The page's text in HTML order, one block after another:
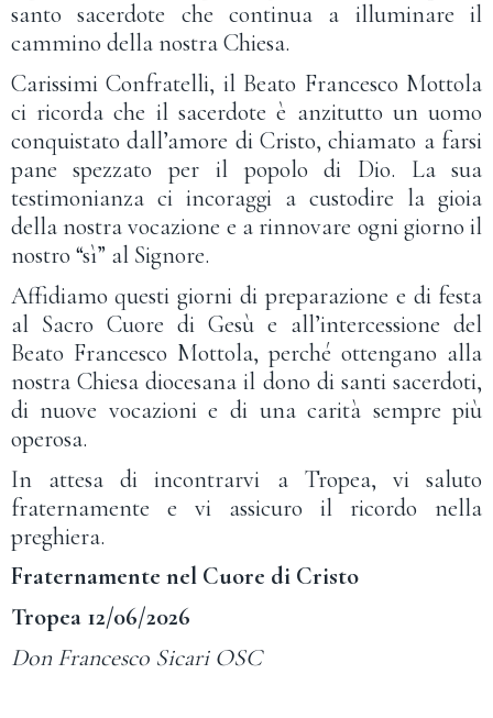
santo sacerdote che continua a illuminare il
cammino della nostra Chiesa.
Carissimi Confratelli, il Beato Francesco Mottola
ci ricorda che il sacerdote è anzitutto un uomo
conquistato dall’amore di Cristo, chiamato a farsi
pane spezzato per il popolo di Dio. La sua
testimonianza ci incoraggi a custodire la gioia
della nostra vocazione e a rinnovare ogni giorno il
nostro “sì” al Signore.
Affidiamo questi giorni di preparazione e di festa
al Sacro Cuore di Gesù e all’intercessione del
Beato Francesco Mottola, perché ottengano alla
nostra Chiesa diocesana il dono di santi sacerdoti,
di nuove vocazioni e di una carità sempre più
operosa.
In attesa di incontrarvi a Tropea, vi saluto
fraternamente e vi assicuro il ricordo nella
preghiera.
Fraternamente nel Cuore di Cristo
Tropea 12/06/2026
Don Francesco Sicari OSC